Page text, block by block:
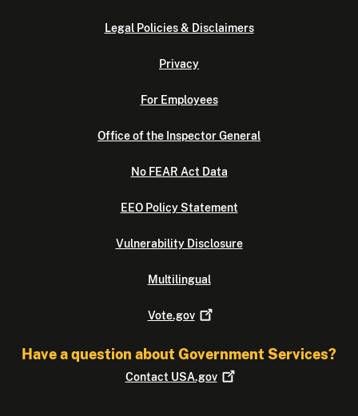
Legal Policies & Disclaimers
Privacy
For Employees
Office of the Inspector General
No FEAR Act Data
EEO Policy Statement
Vulnerability Disclosure
Multilingual
Vote.gov
Have a question about Government Services?
Contact USA.gov